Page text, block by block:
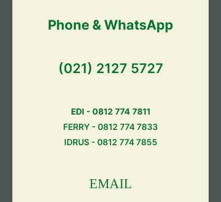
Phone & WhatsApp
(021) 2127 5727
EDI - 0812 774 7811
FERRY - 0812 774 7833
IDRUS - 0812 774 7855
EMAIL